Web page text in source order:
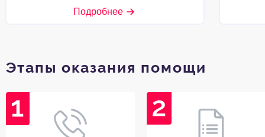
Подробнее
Этапы оказания помощи